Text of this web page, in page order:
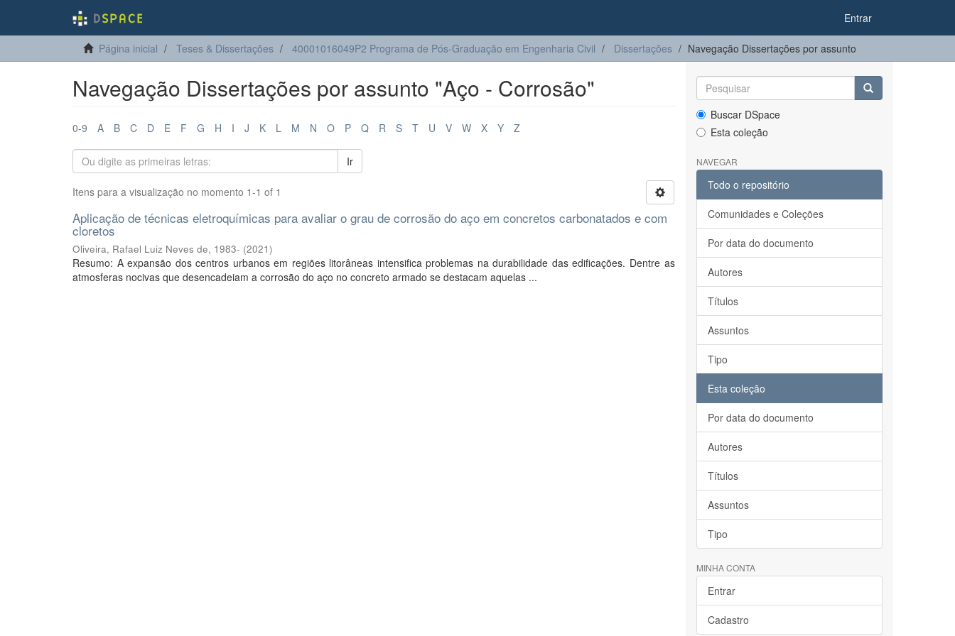
Entrar
Página inicial Teses & Dissertações 40001016049P2 Programa de Pós-Graduação em Engenharia Civil Dissertações Navegação Dissertações por assunto
Navegação Dissertações por assunto "Aço - Corrosão"
0-9 A B C D E F G H I J K L M N O P Q R S T U V W X Y Z
Ir
Itens para a visualização no momento 1-1 of 1
Aplicação de técnicas eletroquímicas para avaliar o grau de corrosão do aço em concretos carbonatados e com
cloretos
Oliveira, Rafael Luiz Neves de, 1983- (2021)
Resumo: A expansão dos centros urbanos em regiões litorâneas intensifica problemas na durabilidade das edificações. Dentre as
atmosferas nocivas que desencadeiam a corrosão do aço no concreto armado se destacam aquelas ...
Buscar DSpace
Esta coleção
NAVEGAR
Todo o repositório
Comunidades e Coleções
Por data do documento
Autores
Títulos
Assuntos
Tipo
Esta coleção
Por data do documento
Autores
Títulos
Assuntos
Tipo
MINHA CONTA
Entrar
Cadastro